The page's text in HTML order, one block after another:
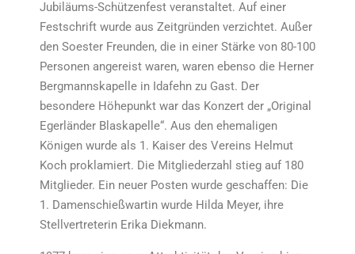
Jubiläums-Schützenfest veranstaltet. Auf einer
Festschrift wurde aus Zeitgründen verzichtet. Außer
den Soester Freunden, die in einer Stärke von 80-100
Personen angereist waren, waren ebenso die Herner
Bergmannskapelle in Idafehn zu Gast. Der
besondere Höhepunkt war das Konzert der „Original
Egerländer Blaskapelle“. Aus den ehemaligen
Königen wurde als 1. Kaiser des Vereins Helmut
Koch proklamiert. Die Mitgliederzahl stieg auf 180
Mitglieder. Ein neuer Posten wurde geschaffen: Die
1. Damenschießwartin wurde Hilda Meyer, ihre
Stellvertreterin Erika Diekmann.